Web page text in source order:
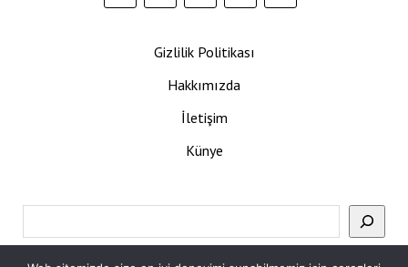
Gizlilik Politikası
Hakkımızda
İletişim
Künye